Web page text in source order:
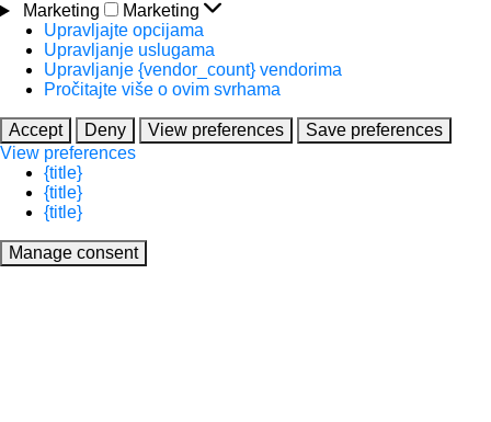
Marketing
Marketing
Upravljajte opcijama
Upravljanje uslugama
Upravljanje {vendor_count} vendorima
Pročitajte više o ovim svrhama
Accept Deny View preferences
Save preferences
View preferences
{title}
{title}
{title}
Manage consent